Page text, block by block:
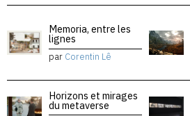
Memoria, entre les
lignes
par Corentin Lê
Horizons et mirages
du metaverse